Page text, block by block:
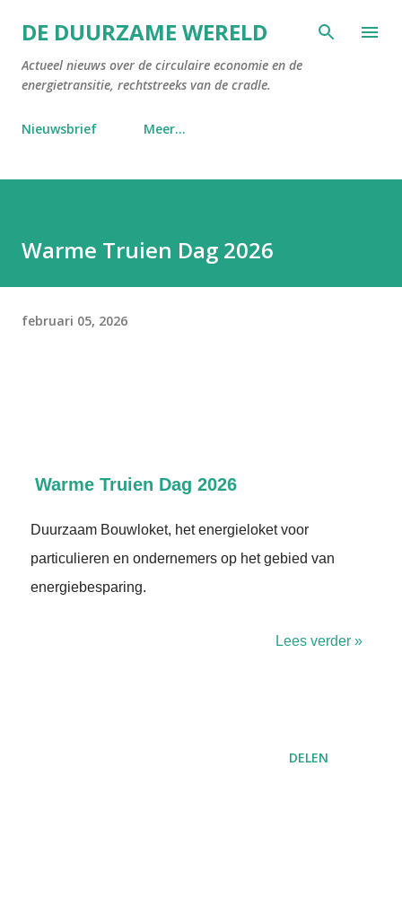
Doorgaan naar hoofdcontent
DE DUURZAME WERELD
Actueel nieuws over de circulaire economie en de
energietransitie, rechtstreeks van de cradle.
Nieuwsbrief Meer…
Warme Truien Dag 2026
februari 05, 2026
Warme Truien Dag 2026
Duurzaam Bouwloket, het energieloket voor
particulieren en ondernemers op het gebied van
energiebesparing.
Lees verder »
DELEN